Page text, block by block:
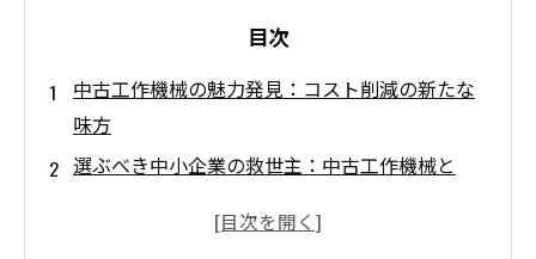
目次
中古工作機械の魅力発見：コスト削減の新たな
味方
選ぶべき中小企業の救世主：中古工作機械と
中古工作機械選びのポイント：注意すべき品質